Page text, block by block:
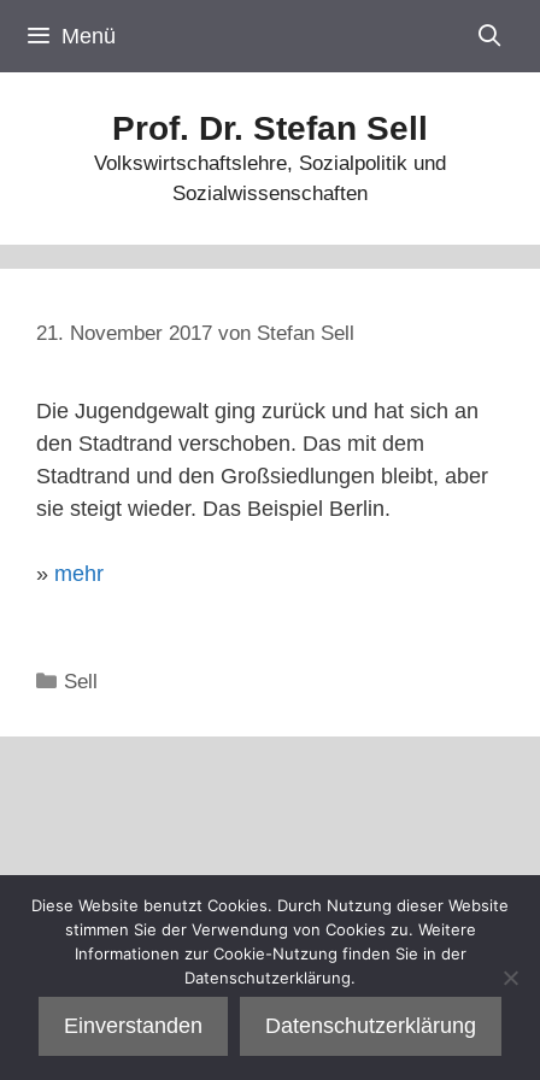
Inhalt
springen
Menü
Prof. Dr. Stefan Sell
Volkswirtschaftslehre, Sozialpolitik und
Sozialwissenschaften
21. November 2017 von Stefan Sell
Die Jugendgewalt ging zurück und hat sich an
den Stadtrand verschoben. Das mit dem
Stadtrand und den Großsiedlungen bleibt, aber
sie steigt wieder. Das Beispiel Berlin.
» mehr
Kategorien
Sell
Diese Website benutzt Cookies. Durch Nutzung dieser Website
stimmen Sie der Verwendung von Cookies zu. Weitere
Informationen zur Cookie-Nutzung finden Sie in der
Datenschutzerklärung.
Einverstanden Datenschutzerklärung